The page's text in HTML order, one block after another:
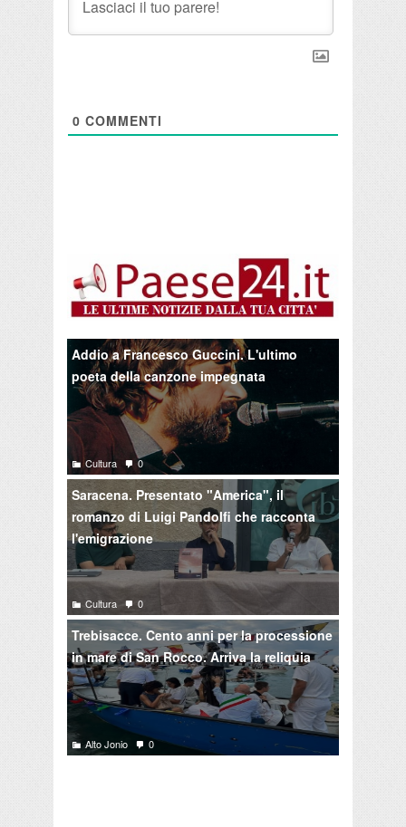
0 COMMENTI
Addio a Francesco Guccini. L'ultimo
poeta della canzone impegnata
Cultura 0
Saracena. Presentato "America", il
romanzo di Luigi Pandolfi che racconta
l'emigrazione
Cultura 0
Trebisacce. Cento anni per la processione
in mare di San Rocco. Arriva la reliquia
Alto Jonio 0